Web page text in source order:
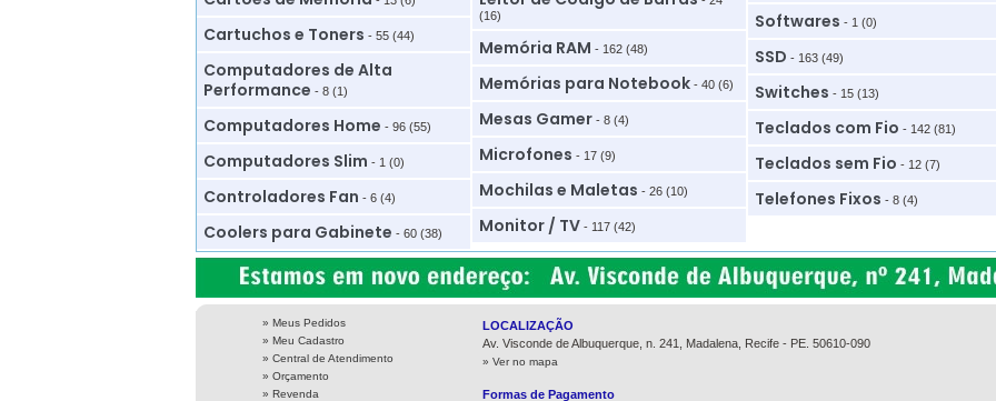
Cartuchos e Toners - 55 (44)
Computadores de Alta
Performance - 8 (1)
Computadores Home - 96 (55)
Computadores Slim - 1 (0)
Controladores Fan - 6 (4)
Coolers para Gabinete - 60 (38)
(16)
Memória RAM - 162 (48)
Memórias para Notebook- 40 (6)
Mesas Gamer- 8 (4)
Microfones - 17 (9)
Mochilas e Maletas - 26 (10)
Monitor / TV- 117 (42)
Softwares - 1 (0)
SSD - 163 (49)
Switches - 15 (13)
Teclados com Fio - 142 (81)
Teclados sem Fio - 12 (7)
Telefones Fixos - 8 (4)
» Meus Pedidos
» Meu Cadastro
» Central de Atendimento
» Orçamento
» Revenda
LOCALIZAÇÃO
Av. Visconde de Albuquerque, n. 241, Madalena, Recife - PE. 50610-090
» Ver no mapa
Formas de Pagamento